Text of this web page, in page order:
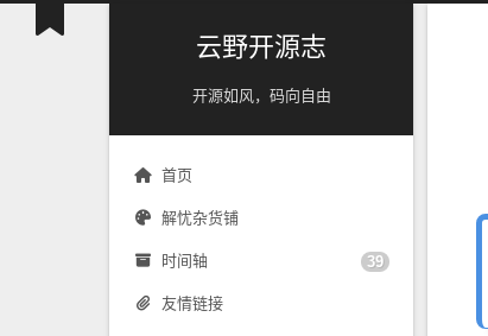
云野开源志
开源如风，码向自由
首页
解忧杂货铺
时间轴 39
友情链接